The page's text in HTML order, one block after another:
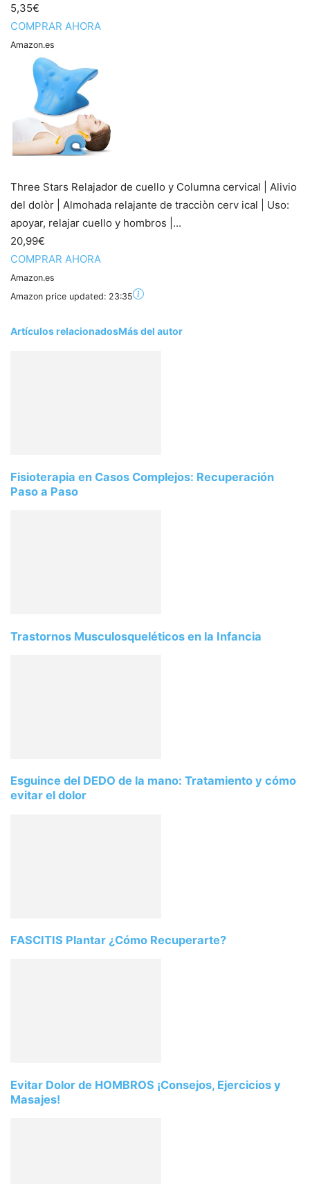
5,35€
COMPRAR AHORA
Amazon.es
Three Stars Relajador de cuello y Columna cervical | Alivio
del dolòr | Almohada relajante de tracciòn cerv ical | Uso:
apoyar, relajar cuello y hombros |...
20,99€
COMPRAR AHORA
Amazon.es
Amazon price updated: 23:35
Artículos relacionadosMás del autor
Fisioterapia en Casos Complejos: Recuperación
Paso a Paso
Trastornos Musculosqueléticos en la Infancia
Esguince del DEDO de la mano: Tratamiento y cómo
evitar el dolor
FASCITIS Plantar ¿Cómo Recuperarte?
Evitar Dolor de HOMBROS ¡Consejos, Ejercicios y
Masajes!